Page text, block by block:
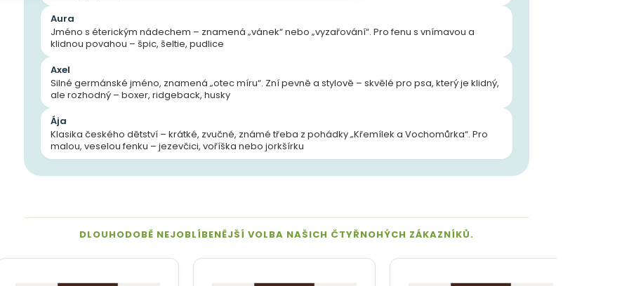
Aura
Jméno s éterickým nádechem – znamená „vánek“ nebo „vyzařování“. Pro fenu s vnímavou a
klidnou povahou – špic, šeltie, pudlice
Axel
Silné germánské jméno, znamená „otec míru“. Zní pevně a stylově – skvělé pro psa, který je klidný,
ale rozhodný – boxer, ridgeback, husky
Ája
Klasika českého dětství – krátké, zvučné, známé třeba z pohádky „Křemílek a Vochomůrka“. Pro
malou, veselou fenku – jezevčici, voříška nebo jorkšírku